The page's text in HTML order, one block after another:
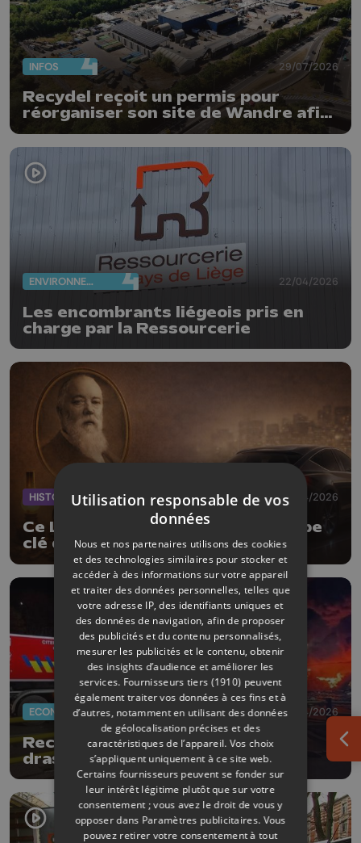
INFOS 29/07/2026
Recydel reçoit un permis pour
réorganiser son site de Wandre afin
de prévenir le risque d'incendie
ENVIRONNEMENT 22/04/2026
Les encombrants liégeois pris en
charge par la Ressourcerie
HISTOIRE 21/04/2026
Ce Liégeois à l’origine d’un principe
clé des voitures électriques
ECONOMIE 15/04/2026
Recydel Wandre : réduire
drastiquement le nombre
d'incendies
Utilisation responsable de vos
données
Nous et nos partenaires utilisons des cookies
et des technologies similaires pour stocker et
accéder à des informations sur votre appareil
et traiter des données personnelles, telles que
votre adresse IP, des identifiants uniques et
des données de navigation, afin de proposer
des publicités et du contenu personnalisés,
mesurer les publicités et le contenu, obtenir
des insights d’audience et améliorer les
services. Fournisseurs tiers (1910) peuvent
également traiter vos données à ces fins et à
d’autres, notamment en utilisant des données
de géolocalisation précises et des
caractéristiques de l’appareil. Vos choix
s’appliquent uniquement à ce site web.
Certains fournisseurs peuvent se fonder sur
leur intérêt légitime plutôt que sur votre
consentement ; vous avez le droit de vous y
opposer dans Paramètres publicitaires. Vous
pouvez retirer votre consentement à tout